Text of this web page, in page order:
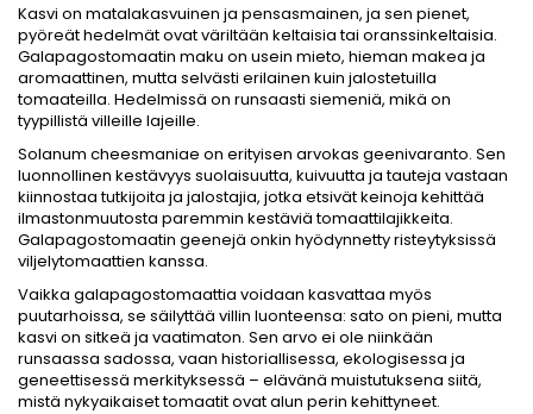
Kasvi on matalakasvuinen ja pensasmainen, ja sen pienet,
pyöreät hedelmät ovat väriltään keltaisia tai oranssinkeltaisia.
Galapagostomaatin maku on usein mieto, hieman makea ja
aromaattinen, mutta selvästi erilainen kuin jalostetuilla
tomaateilla. Hedelmissä on runsaasti siemeniä, mikä on
tyypillistä villeille lajeille.
Solanum cheesmaniae on erityisen arvokas geenivaranto. Sen
luonnollinen kestävyys suolaisuutta, kuivuutta ja tauteja vastaan
kiinnostaa tutkijoita ja jalostajia, jotka etsivät keinoja kehittää
ilmastonmuutosta paremmin kestäviä tomaattilajikkeita.
Galapagostomaatin geenejä onkin hyödynnetty risteytyksissä
viljelytomaattien kanssa.
Vaikka galapagostomaattia voidaan kasvattaa myös
puutarhoissa, se säilyttää villin luonteensa: sato on pieni, mutta
kasvi on sitkeä ja vaatimaton. Sen arvo ei ole niinkään
runsaassa sadossa, vaan historiallisessa, ekologisessa ja
geneettisessä merkityksessä – elävänä muistutuksena siitä,
mistä nykyaikaiset tomaatit ovat alun perin kehittyneet.